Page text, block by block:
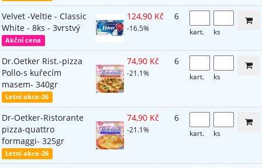
Velvet -Veltie - Classic
White - 8ks - 3vrstvý
Akční cena
124,90 Kč
-16.5%
6
kart. ks
Dr.Oetker Rist.-pizza
Pollo-s kuřecím
masem- 340gr
Letní akce-26
74,90 Kč
-21.1%
6
kart. ks
Dr-Oetker-Ristorante
pizza-quattro
formaggi- 325gr
Letní akce-26
74,90 Kč
-21.1%
6
kart. ks